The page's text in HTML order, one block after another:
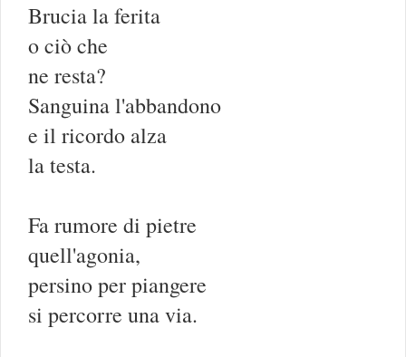
Brucia la ferita
o ciò che
ne resta?
Sanguina l'abbandono
e il ricordo alza
la testa.
Fa rumore di pietre
quell'agonia,
persino per piangere
si percorre una via.